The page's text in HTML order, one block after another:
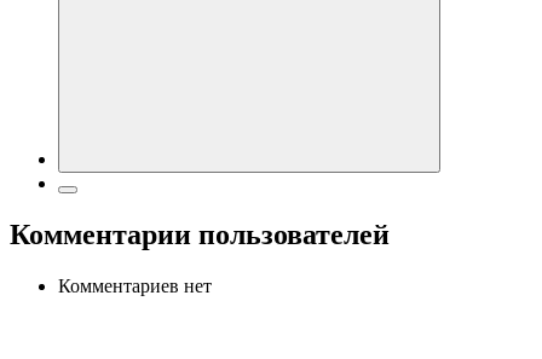
Комментарии пользователей
Комментариев нет